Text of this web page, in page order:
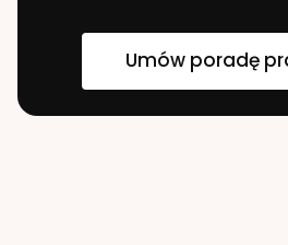
Umów poradę